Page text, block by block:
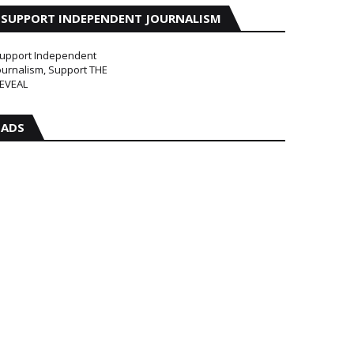
SUPPORT INDEPENDENT JOURNALISM
Independent
Support THE
ADS